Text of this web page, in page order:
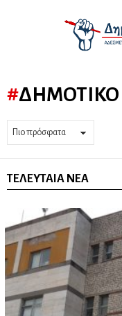
ΔΗΜΟΤΙΚΌ
ΤΕΛΕΥΤΑΊΑ ΝΈΑ